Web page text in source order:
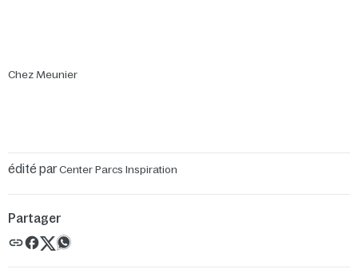
Chez Meunier
édité parCenter Parcs Inspiration
Partager